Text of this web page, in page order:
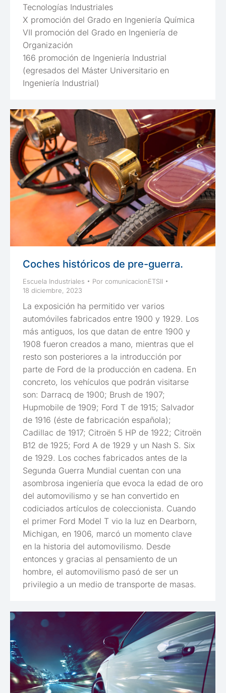
Tecnologías Industriales
X promoción del Grado en Ingeniería Química
VII promoción del Grado en Ingeniería de
Organización
166 promoción de Ingeniería Industrial
(egresados del Máster Universitario en
Ingeniería Industrial)
Coches históricos de pre-guerra.
Escuela Industriales Por comunicacionETSII
18 diciembre, 2023
La exposición ha permitido ver varios
automóviles fabricados entre 1900 y 1929. Los
más antiguos, los que datan de entre 1900 y
1908 fueron creados a mano, mientras que el
resto son posteriores a la introducción por
parte de Ford de la producción en cadena. En
concreto, los vehículos que podrán visitarse
son: Darracq de 1900; Brush de 1907;
Hupmobile de 1909; Ford T de 1915; Salvador
de 1916 (éste de fabricación española);
Cadillac de 1917; Citroën 5 HP de 1922; Citroën
B12 de 1925; Ford A de 1929 y un Nash S. Six
de 1929. Los coches fabricados antes de la
Segunda Guerra Mundial cuentan con una
asombrosa ingeniería que evoca la edad de oro
del automovilismo y se han convertido en
codiciados artículos de coleccionista. Cuando
el primer Ford Model T vio la luz en Dearborn,
Michigan, en 1906, marcó un momento clave
en la historia del automovilismo. Desde
entonces y gracias al pensamiento de un
hombre, el automovilismo pasó de ser un
privilegio a un medio de transporte de masas.